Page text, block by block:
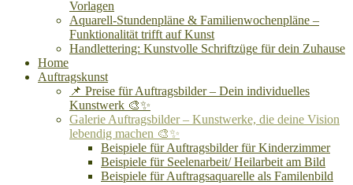
Vorlagen
Aquarell-Stundenpläne & Familienwochenpläne –
Funktionalität trifft auf Kunst
Handlettering: Kunstvolle Schriftzüge für dein Zuhause
Home
Auftragskunst
📌 Preise für Auftragsbilder – Dein individuelles
Kunstwerk 🎨✨
Galerie Auftragsbilder – Kunstwerke, die deine Vision
lebendig machen 🎨✨
Beispiele für Auftragsbilder für Kinderzimmer
Beispiele für Seelenarbeit/ Heilarbeit am Bild
Beispiele für Auftragsaquarelle als Familenbild